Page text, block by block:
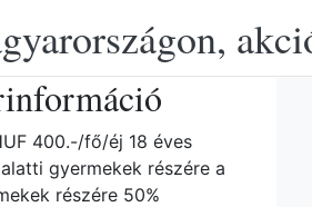
400.-/fő/éj 18 éves
gyermekek részére a
részére 50%